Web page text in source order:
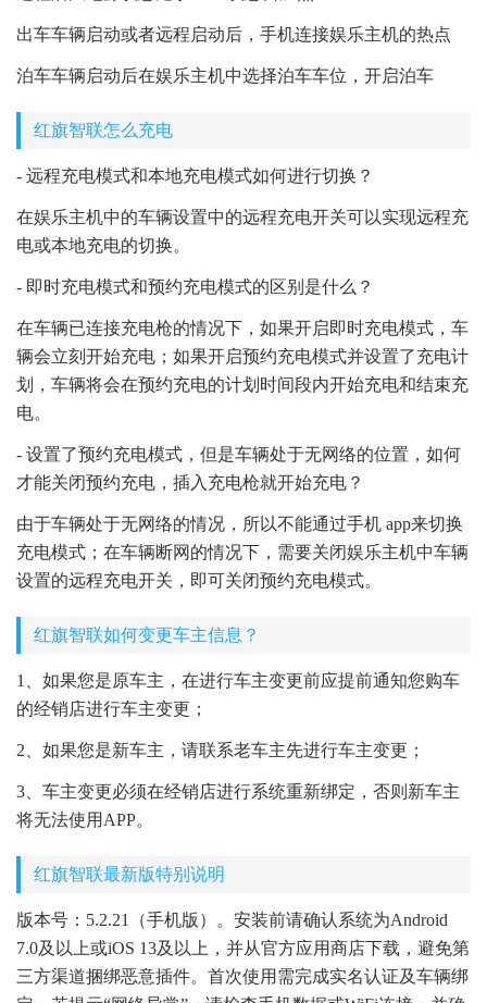
出车车辆启动或者远程启动后，手机连接娱乐主机的热点
泊车车辆启动后在娱乐主机中选择泊车车位，开启泊车
红旗智联怎么充电
- 远程充电模式和本地充电模式如何进行切换？
在娱乐主机中的车辆设置中的远程充电开关可以实现远程充
电或本地充电的切换。
- 即时充电模式和预约充电模式的区别是什么？
在车辆已连接充电枪的情况下，如果开启即时充电模式，车
辆会立刻开始充电；如果开启预约充电模式并设置了充电计
划，车辆将会在预约充电的计划时间段内开始充电和结束充
电。
- 设置了预约充电模式，但是车辆处于无网络的位置，如何
才能关闭预约充电，插入充电枪就开始充电？
由于车辆处于无网络的情况，所以不能通过手机 app来切换
充电模式；在车辆断网的情况下，需要关闭娱乐主机中车辆
设置的远程充电开关，即可关闭预约充电模式。
红旗智联如何变更车主信息？
1、如果您是原车主，在进行车主变更前应提前通知您购车
的经销店进行车主变更；
2、如果您是新车主，请联系老车主先进行车主变更；
3、车主变更必须在经销店进行系统重新绑定，否则新车主
将无法使用APP。
红旗智联最新版特别说明
版本号：5.2.21（手机版）。安装前请确认系统为Android
7.0及以上或iOS 13及以上，并从官方应用商店下载，避免第
三方渠道捆绑恶意插件。首次使用需完成实名认证及车辆绑